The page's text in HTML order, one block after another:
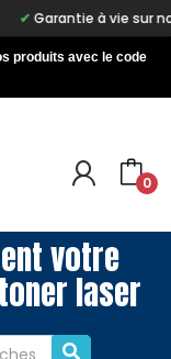
à vie sur notre
produits avec le code
0
votre
laser